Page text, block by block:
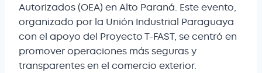
Autorizados (OEA) en Alto Paraná. Este evento,
organizado por la Unión Industrial Paraguaya
con el apoyo del Proyecto T-FAST, se centró en
promover operaciones más seguras y
transparentes en el comercio exterior.